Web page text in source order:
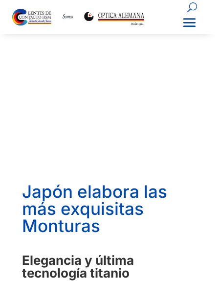
Japón elabora las
más exquisitas
Monturas
Elegancia y última
tecnología titanio